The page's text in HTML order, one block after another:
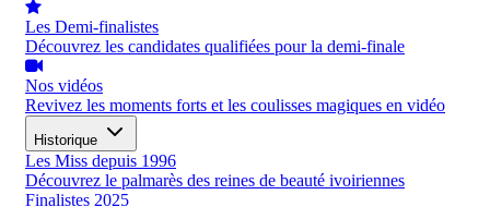
Les Demi-finalistes
Découvrez les candidates qualifiées pour la demi-finale
Nos vidéos
Revivez les moments forts et les coulisses magiques en vidéo
Historique
Les Miss depuis 1996
Découvrez le palmarès des reines de beauté ivoiriennes
Finalistes 2025